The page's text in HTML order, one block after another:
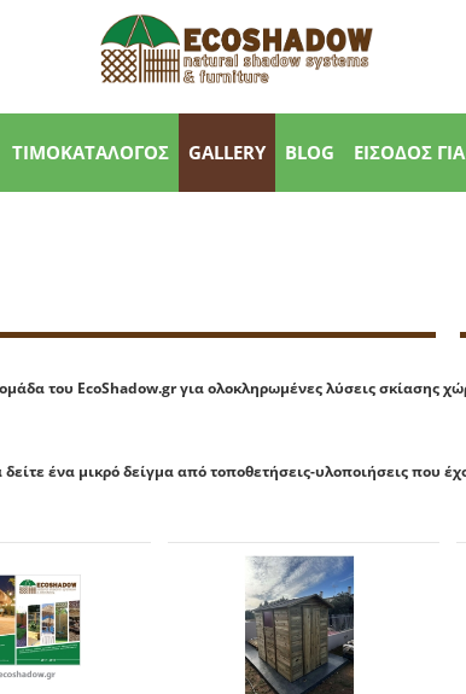
ΤΙΜΟΚΑΤΑΛΟΓΟΣ GALLERY BLOG ΕΙΣΟΔΟΣ
του EcoShadow.gr για ολοκληρωμένες λύσεις σκίασης
δείτε ένα μικρό δείγμα από τοποθετήσεις-υλοποιήσεις που